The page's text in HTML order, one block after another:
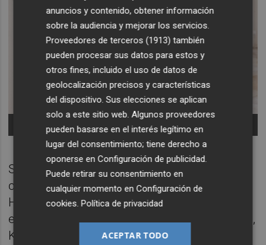
Sarah Wegener -Foto: Vera Hartmann
Sarah Wegener ha treballat amb directors
com Nagano, Pomàrico, Rundel, Kaljuste,
Holliger, Cambreling i Bernius. Ha actuat en
els festivals de Salzburg, Schleswig-Holstein,
Konzerthaus de Berlín i Viena, Tonhalle de
anuncios y contenido, obtener información
sobre la audiencia y mejorar los servicios.
Proveedores de terceros (1913) también
pueden procesar sus datos para estos y
otros fines, incluido el uso de datos de
geolocalización precisos y características
del dispositivo. Sus elecciones se aplican
solo a este sitio web. Algunos proveedores
pueden basarse en el interés legítimo en
lugar del consentimiento; tiene derecho a
oponerse enConfiguración de publicidad.
Puede retirar su consentimiento en
cualquier momento enConfiguración de
cookies.Política de privacidad
ACEPTAR TODO